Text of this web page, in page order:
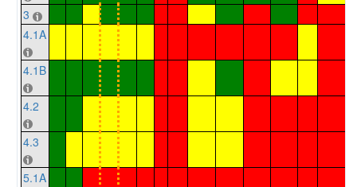
3
4.1A
4.1B
4.2
4.3
5.1A